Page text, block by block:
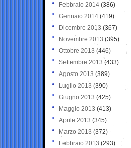
Febbraio 2014 (386)
Gennaio 2014 (419)
Dicembre 2013 (367)
Novembre 2013 (395)
Ottobre 2013 (446)
Settembre 2013 (433)
Agosto 2013 (389)
Luglio 2013 (390)
Giugno 2013 (425)
Maggio 2013 (413)
Aprile 2013 (345)
Marzo 2013 (372)
Febbraio 2013 (293)